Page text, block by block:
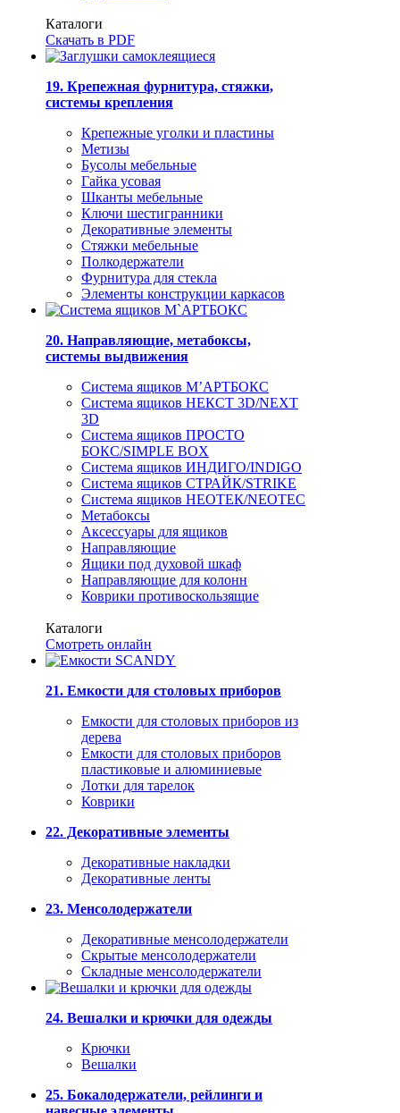
Каталоги
Скачать в PDF
19. Крепежная фурнитура, стяжки,
системы крепления
Крепежные уголки и пластины
Метизы
Бусолы мебельные
Гайка усовая
Шканты мебельные
Ключи шестигранники
Декоративные элементы
Стяжки мебельные
Полкодержатели
Фурнитура для стекла
Элементы конструкции каркасов
20. Направляющие, метабоксы,
системы выдвижения
Система ящиков М’АРТБОКС
Система ящиков НЕКСТ 3D/NEXT
3D
Система ящиков ПРОСТО
БОКС/SIMPLE BOX
Система ящиков ИНДИГО/INDIGO
Система ящиков СТРАЙК/STRIKE
Система ящиков НЕОТЕК/NEOTEC
Метабоксы
Аксессуары для ящиков
Направляющие
Ящики под духовой шкаф
Направляющие для колонн
Коврики противоскользящие
Каталоги
Смотреть онлайн
21. Емкости для столовых приборов
Емкости для столовых приборов из
дерева
Емкости для столовых приборов
пластиковые и алюминиевые
Лотки для тарелок
Коврики
22. Декоративные элементы
Декоративные накладки
Декоративные ленты
23. Менсолодержатели
Декоративные менсолодержатели
Скрытые менсолодержатели
Складные менсолодержатели
24. Вешалки и крючки для одежды
Крючки
Вешалки
25. Бокалодержатели, рейлинги и